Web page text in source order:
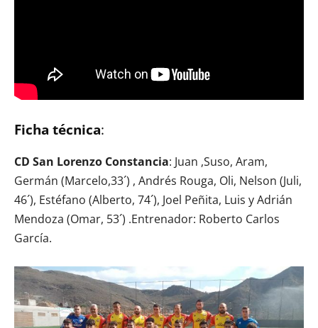
Ficha técnica:
CD San Lorenzo Constancia: Juan ,Suso, Aram,
Germán (Marcelo,33´) , Andrés Rouga, Oli, Nelson (Juli,
46´), Estéfano (Alberto, 74´), Joel Peñita, Luis y Adrián
Mendoza (Omar, 53´) .Entrenador: Roberto Carlos
García.